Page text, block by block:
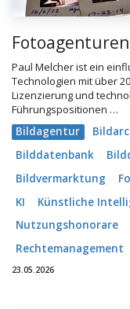
Paul Melcher ist ein
Technologien mit über
Lizenzierung und
Führungspositionen …
Bildagentur
Bilddatenbank
Bildvermarktung
KI
Künstliche
Nutzungshonorare
Rechtemanagement
23.05.2026